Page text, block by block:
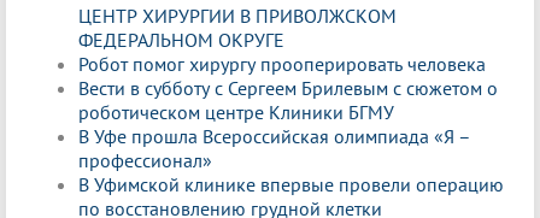
ЦЕНТР ХИРУРГИИ В ПРИВОЛЖСКОМ
ФЕДЕРАЛЬНОМ ОКРУГЕ
Робот помог хирургу прооперировать человека
Вести в субботу с Сергеем Брилевым с сюжетом о
роботическом центре Клиники БГМУ
В Уфе прошла Всероссийская олимпиада «Я –
профессионал»
В Уфимской клинике впервые провели операцию
по восстановлению грудной клетки